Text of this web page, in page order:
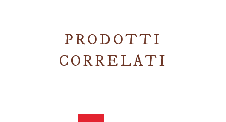
PRODOTTI
CORRELATI